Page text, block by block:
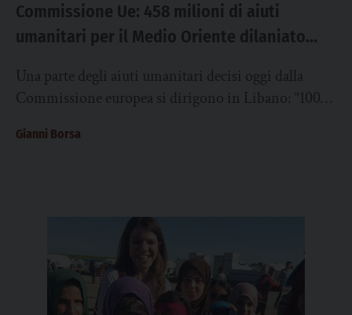
Commissione Ue: 458 milioni di aiuti
umanitari per il Medio Oriente dilaniato
Egitto
Una parte degli aiuti umanitari decisi oggi dalla
Commissione europea si dirigono in Libano: “100
sanitaria...
Gianni Borsa